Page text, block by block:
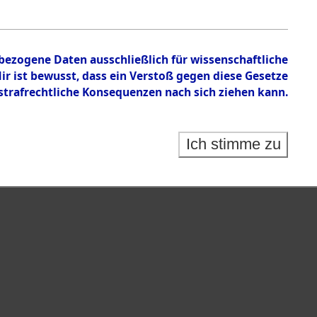
Daten ausschließlich für wissenschaftliche
bewusst, dass ein Verstoß gegen diese Gesetze
Konsequenzen nach sich ziehen kann.
Ich stimme zu